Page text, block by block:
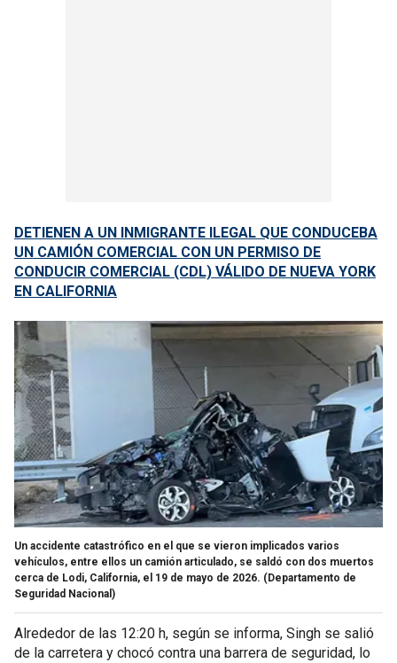
DETIENEN A UN INMIGRANTE ILEGAL QUE CONDUCEBA
UN CAMIÓN COMERCIAL CON UN PERMISO DE
CONDUCIR COMERCIAL (CDL) VÁLIDO DE NUEVA YORK
EN CALIFORNIA
Un accidente catastrófico en el que se vieron implicados varios
vehículos, entre ellos un camión articulado, se saldó con dos muertos
cerca de Lodi, California, el 19 de mayo de 2026. (Departamento de
Seguridad Nacional)
Alrededor de las 12:20 h, según se informa, Singh se salió
de la carretera y chocó contra una barrera de seguridad, lo